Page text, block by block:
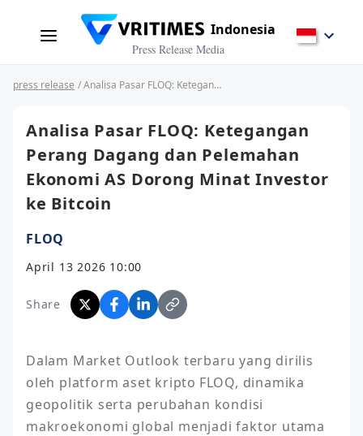
Indonesia
Press Release Media
press release / Analisa Pasar FLOQ: Ketegangan Perang Dagang dan Pelemahan Ekonomi AS Dorong Minat Investor ke Bitcoin
Analisa Pasar FLOQ: Ketegangan
Perang Dagang dan Pelemahan
Ekonomi AS Dorong Minat Investor
ke Bitcoin
FLOQ
April 13 2026 10:00
Share
Dalam Market Outlook terbaru yang dirilis
oleh platform aset kripto FLOQ, dinamika
geopolitik serta perubahan kondisi
makroekonomi global menjadi faktor utama